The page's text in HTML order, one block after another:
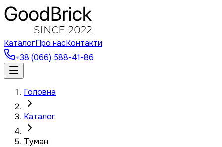
КаталогПро насКонтакти
+38 (066) 588-41-86
Головна
Каталог
Туман